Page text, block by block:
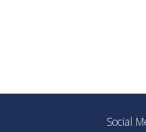
Social